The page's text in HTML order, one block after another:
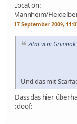
Location:
Mannheim/
17 September 2009,
Zitat von: Grimnok
Und das mit
Dass das hier
:doof: